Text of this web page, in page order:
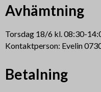
Avhämtning
Torsdag 18/6 kl. 08:30-
Kontaktperson: Evelin
Betalning